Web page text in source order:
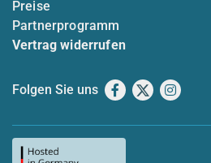
Preise
Partnerprogramm
Vertrag widerrufen
Folgen Sie uns Facebook
X